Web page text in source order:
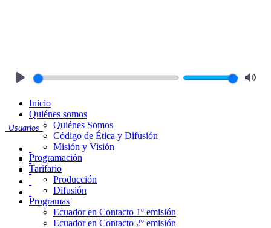
Usuarios
Inicio
Quiénes somos
Quiénes Somos
Código de Ética y Difusión
Misión y Visión
Programación
Tarifario
Producción
Difusión
Programas
Ecuador en Contacto 1º emisión
Ecuador en Contacto 2º emisión